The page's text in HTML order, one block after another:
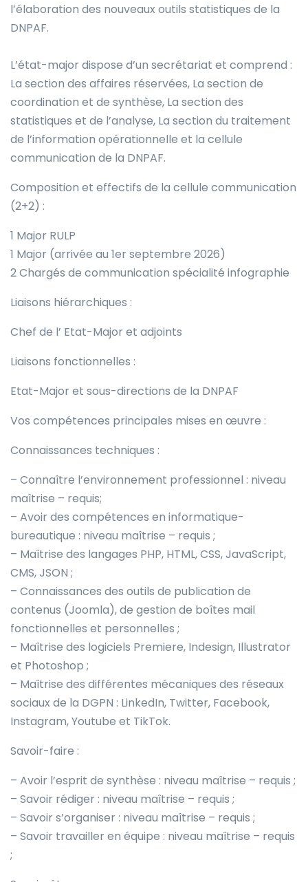
l’élaboration des nouveaux outils statistiques de la
DNPAF.
L’état-major dispose d’un secrétariat et comprend :
La section des affaires réservées, La section de
coordination et de synthèse, La section des
statistiques et de l’analyse, La section du traitement
de l’information opérationnelle et la cellule
communication de la DNPAF.
Composition et effectifs de la cellule communication
(2+2) :
1 Major RULP
1 Major (arrivée au 1er septembre 2026)
2 Chargés de communication spécialité infographie
Liaisons hiérarchiques :
Chef de l’ Etat-Major et adjoints
Liaisons fonctionnelles :
Etat-Major et sous-directions de la DNPAF
Vos compétences principales mises en œuvre :
Connaissances techniques :
– Connaître l’environnement professionnel : niveau
maîtrise – requis;
– Avoir des compétences en informatique-
bureautique : niveau maîtrise – requis ;
– Maîtrise des langages PHP, HTML, CSS, JavaScript,
CMS, JSON ;
– Connaissances des outils de publication de
contenus (Joomla), de gestion de boîtes mail
fonctionnelles et personnelles ;
– Maîtrise des logiciels Premiere, Indesign, Illustrator
et Photoshop ;
– Maîtrise des différentes mécaniques des réseaux
sociaux de la DGPN : LinkedIn, Twitter, Facebook,
Instagram, Youtube et TikTok.
Savoir-faire :
– Avoir l’esprit de synthèse : niveau maîtrise – requis ;
– Savoir rédiger : niveau maîtrise – requis ;
– Savoir s’organiser : niveau maîtrise – requis ;
– Savoir travailler en équipe : niveau maîtrise – requis
;